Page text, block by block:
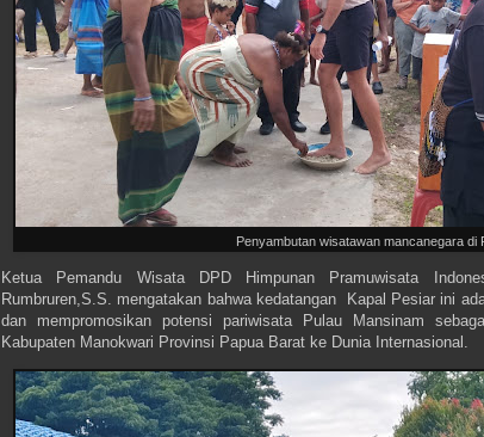
Penyambutan wisatawan mancanegara di
Ketua Pemandu Wisata DPD Himpunan Pramuwisata
Rumbruren,S.S. mengatakan bahwa kedatangan Kapal Pesiar ini
dan mempromosikan potensi pariwisata Pulau Mansinam
Kabupaten Manokwari Provinsi Papua Barat ke Dunia Internasional.